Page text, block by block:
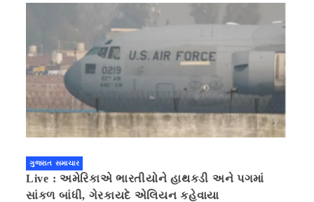
ગુજરાત સમાચાર
Live : અમેરિકાએ ભારતીયોને હાથકડી અને પગમાં
સાંકળ બાંધી, ગેરકાયદે એલિયન કહેવાયા